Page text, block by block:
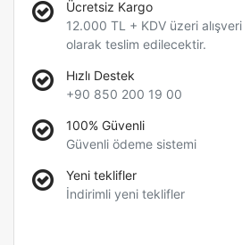
Ücretsiz Kargo
12.000 TL + KDV üzeri
olarak teslim edilecektir.
Hızlı Destek
+90 850 200 19 00
100% Güvenli
Güvenli ödeme sistemi
Yeni teklifler
İndirimli yeni teklifler